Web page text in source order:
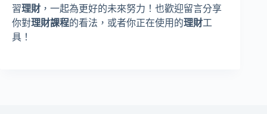
習理財 ，一起為更好的未來努力！也歡迎留言分享
你對理財課程的看法，或者你正在使用的理財工
具！